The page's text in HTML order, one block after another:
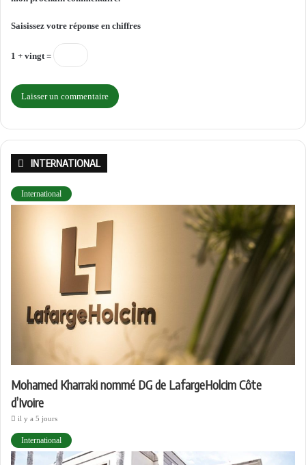
Saisissez votre réponse en chiffres
1 + vingt =
INTERNATIONAL
International
Mohamed Kharraki nommé DG de LafargeHolcim Côte
d’Ivoire
il y a 5 jours
International